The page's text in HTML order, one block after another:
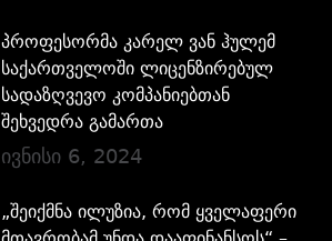
პროფესორმა კარელ ვან ჰულემ
საქართველოში ლიცენზირებულ
სადაზღვევო კომპანიებთან
შეხვედრა გამართა
ივნისი 6, 2024
„შეიქმნა ილუზია, რომ ყველაფერი